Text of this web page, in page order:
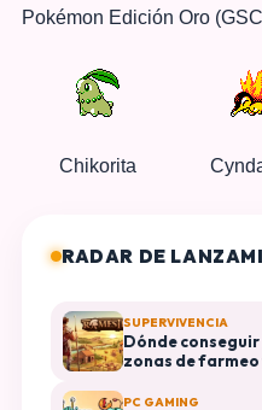
Pokémon Edición Oro
Chikorita
RADAR DE
SUPERVIVENCIA
Dónde
zonas de farmeo
PC GAMING